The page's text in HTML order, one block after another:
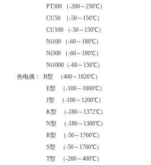
PT500 （-200～250℃）
CU50 （-50～150℃）
CU100 （-50～150℃）
Ni100 （-60～180℃）
Ni500 （-60～180℃）
Ni1000（-60～150℃）
热电偶：
B型 （400～1820℃）
E型 （-100～1000℃）
J型 （-100～1200℃）
K型 （-180～1372℃）
N型 （-180～1300℃）
R型 （-50～1760℃）
S型 （-50～1760℃）
T型 （-200～400℃）